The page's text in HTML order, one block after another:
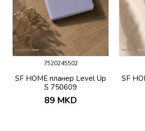
7520245502
SF HOME планер Level Up
S 750609
89 MKD
SF